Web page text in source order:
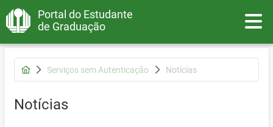
Portal do Estudante
de Graduação
Serviços sem Autenticação Notícias
Notícias